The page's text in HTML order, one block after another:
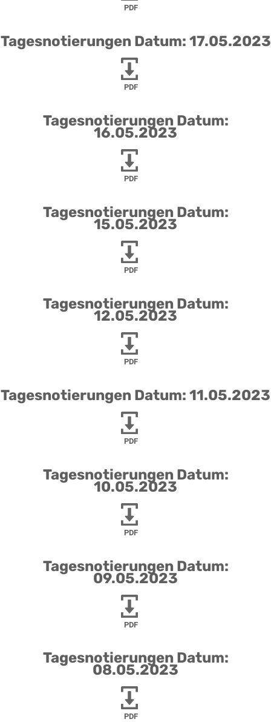
PDF
Tagesnotierungen Datum: 17.05.2023
PDF
Tagesnotierungen Datum:
16.05.2023
PDF
Tagesnotierungen Datum:
15.05.2023
PDF
Tagesnotierungen Datum:
12.05.2023
PDF
Tagesnotierungen Datum: 11.05.2023
PDF
Tagesnotierungen Datum:
10.05.2023
PDF
Tagesnotierungen Datum:
09.05.2023
PDF
Tagesnotierungen Datum:
08.05.2023
PDF